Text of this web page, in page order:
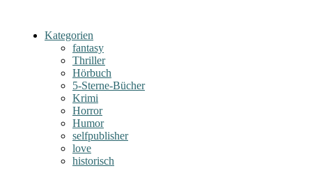
Kategorien
fantasy
Thriller
Hörbuch
5-Sterne-Bücher
Krimi
Horror
Humor
selfpublisher
love
historisch